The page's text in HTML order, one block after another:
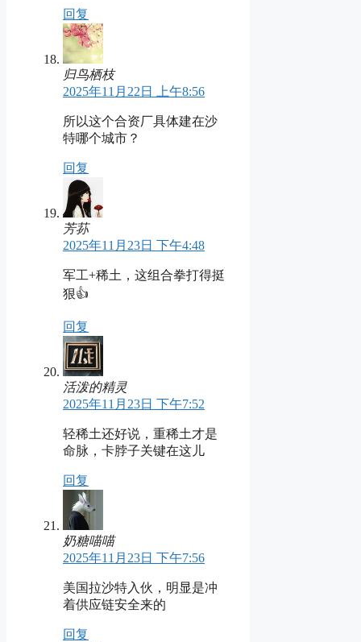
回复
归鸟栖枝
2025年11月22日 上午8:56
所以这个合资厂具体建在沙
特哪个城市？
回复
芳荪
2025年11月23日 下午4:48
军工+稀土，这组合拳打得挺
狠👍
回复
活泼的精灵
2025年11月23日 下午7:52
轻稀土还好说，重稀土才是
命脉，卡脖子关键在这儿
回复
奶糖喵喵
2025年11月23日 下午7:56
美国拉沙特入伙，明显是冲
着供应链安全来的
回复